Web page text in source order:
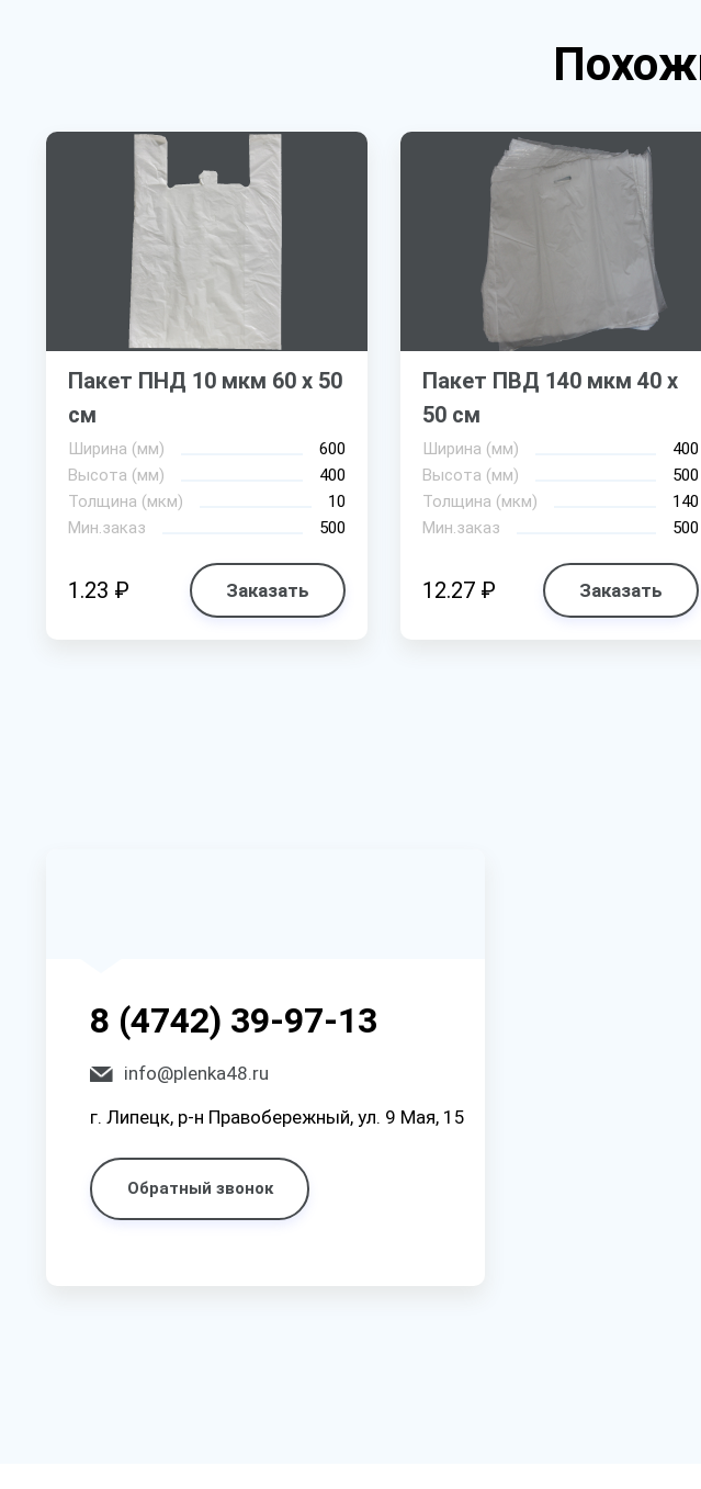
Пакет ПНД 10 мкм 60 х 50
см
Ширина (мм)
600
Высота (мм)
400
Толщина (мкм)
10
Мин.заказ
500
1.23 ₽ Заказать
Пакет ПВД 140 мкм 40 х
50 см
Ширина (мм)
400
Высота (мм)
500
Толщина (мкм)
140
Мин.заказ
500
12.27 ₽ Заказать
8 (4742) 39-97-13
info@plenka48.ru
г. Липецк, р-н Правобережный, ул. 9 Мая, 15
Обратный звонок